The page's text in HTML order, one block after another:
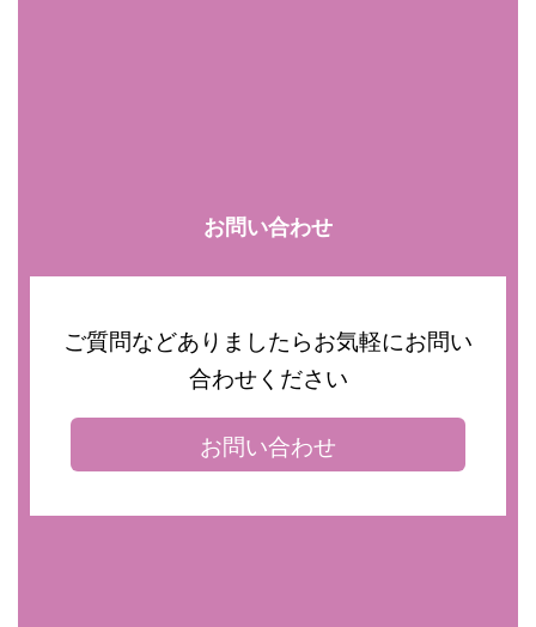
お問い合わせ
ご質問などありましたらお気軽にお問い
合わせください
お問い合わせ